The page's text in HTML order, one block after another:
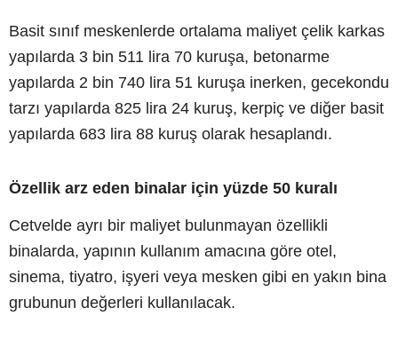
Basit sınıf meskenlerde ortalama maliyet çelik karkas
yapılarda 3 bin 511 lira 70 kuruşa, betonarme
yapılarda 2 bin 740 lira 51 kuruşa inerken, gecekondu
tarzı yapılarda 825 lira 24 kuruş, kerpiç ve diğer basit
yapılarda 683 lira 88 kuruş olarak hesaplandı.
Özellik arz eden binalar için yüzde 50 kuralı
Cetvelde ayrı bir maliyet bulunmayan özellikli
binalarda, yapının kullanım amacına göre otel,
sinema, tiyatro, işyeri veya mesken gibi en yakın bina
grubunun değerleri kullanılacak.